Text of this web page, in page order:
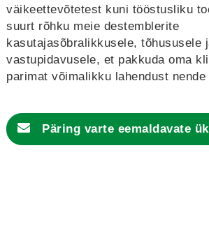
väikeettevõtetest kuni tööstusliku
suurt rõhku meie destemblerite
kasutajasõbralikkusele, tõhususele
vastupidavusele, et pakkuda oma
parimat võimalikku lahendust
Päring varte eemaldavate